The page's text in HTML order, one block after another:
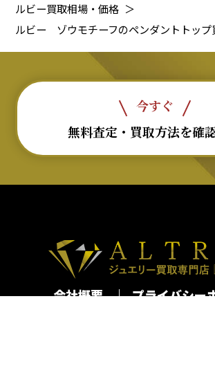
ルビー買取相場・価格 ＞
ルビー ゾウモチーフのペンダントトップ
今すぐ
無料査定・買取方法を確
会社概要 プライバシー